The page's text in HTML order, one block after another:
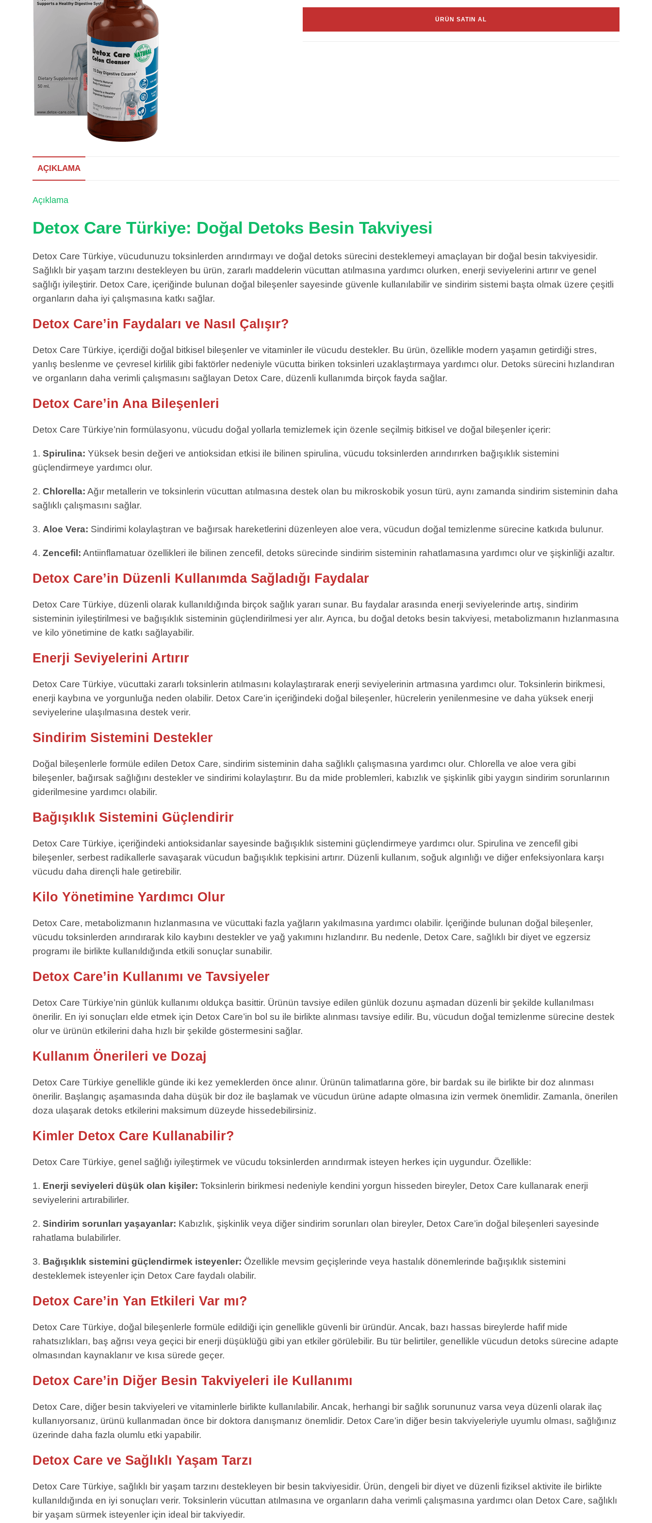
ÜRÜN SATIN AL
AÇIKLAMA
Açıklama
Detox Care Türkiye: Doğal Detoks Besin Takviyesi
Detox Care Türkiye, vücudunuzu toksinlerden arındırmayı ve doğal detoks sürecini desteklemeyi amaçlayan bir doğal besin takviyesidir.
Sağlıklı bir yaşam tarzını destekleyen bu ürün, zararlı maddelerin vücuttan atılmasına yardımcı olurken, enerji seviyelerini artırır ve genel
sağlığı iyileştirir. Detox Care, içeriğinde bulunan doğal bileşenler sayesinde güvenle kullanılabilir ve sindirim sistemi başta olmak üzere çeşitli
organların daha iyi çalışmasına katkı sağlar.
Detox Care’in Faydaları ve Nasıl Çalışır?
Detox Care Türkiye, içerdiği doğal bitkisel bileşenler ve vitaminler ile vücudu destekler. Bu ürün, özellikle modern yaşamın getirdiği stres,
yanlış beslenme ve çevresel kirlilik gibi faktörler nedeniyle vücutta biriken toksinleri uzaklaştırmaya yardımcı olur. Detoks sürecini hızlandıran
ve organların daha verimli çalışmasını sağlayan Detox Care, düzenli kullanımda birçok fayda sağlar.
Detox Care’in Ana Bileşenleri
Detox Care Türkiye’nin formülasyonu, vücudu doğal yollarla temizlemek için özenle seçilmiş bitkisel ve doğal bileşenler içerir:
1.Spirulina: Yüksek besin değeri ve antioksidan etkisi ile bilinen spirulina, vücudu toksinlerden arındırırken bağışıklık sistemini
güçlendirmeye yardımcı olur.
2.Chlorella: Ağır metallerin ve toksinlerin vücuttan atılmasına destek olan bu mikroskobik yosun türü, aynı zamanda sindirim sisteminin daha
sağlıklı çalışmasını sağlar.
3. Aloe Vera: Sindirimi kolaylaştıran ve bağırsak hareketlerini düzenleyen aloe vera, vücudun doğal temizlenme sürecine katkıda bulunur.
4.Zencefil: Antiinflamatuar özellikleri ile bilinen zencefil, detoks sürecinde sindirim sisteminin rahatlamasına yardımcı olur ve şişkinliği azaltır.
Detox Care’in Düzenli Kullanımda Sağladığı Faydalar
Detox Care Türkiye, düzenli olarak kullanıldığında birçok sağlık yararı sunar. Bu faydalar arasında enerji seviyelerinde artış, sindirim
sisteminin iyileştirilmesi ve bağışıklık sisteminin güçlendirilmesi yer alır. Ayrıca, bu doğal detoks besin takviyesi, metabolizmanın hızlanmasına
ve kilo yönetimine de katkı sağlayabilir.
Enerji Seviyelerini Artırır
Detox Care Türkiye, vücuttaki zararlı toksinlerin atılmasını kolaylaştırarak enerji seviyelerinin artmasına yardımcı olur. Toksinlerin birikmesi,
enerji kaybına ve yorgunluğa neden olabilir. Detox Care’in içeriğindeki doğal bileşenler, hücrelerin yenilenmesine ve daha yüksek enerji
seviyelerine ulaşılmasına destek verir.
Sindirim Sistemini Destekler
Doğal bileşenlerle formüle edilen Detox Care, sindirim sisteminin daha sağlıklı çalışmasına yardımcı olur. Chlorella ve aloe vera gibi
bileşenler, bağırsak sağlığını destekler ve sindirimi kolaylaştırır. Bu da mide problemleri, kabızlık ve şişkinlik gibi yaygın sindirim sorunlarının
giderilmesine yardımcı olabilir.
Bağışıklık Sistemini Güçlendirir
Detox Care Türkiye, içeriğindeki antioksidanlar sayesinde bağışıklık sistemini güçlendirmeye yardımcı olur. Spirulina ve zencefil gibi
bileşenler, serbest radikallerle savaşarak vücudun bağışıklık tepkisini artırır. Düzenli kullanım, soğuk algınlığı ve diğer enfeksiyonlara karşı
vücudu daha dirençli hale getirebilir.
Kilo Yönetimine Yardımcı Olur
Detox Care, metabolizmanın hızlanmasına ve vücuttaki fazla yağların yakılmasına yardımcı olabilir. İçeriğinde bulunan doğal bileşenler,
vücudu toksinlerden arındırarak kilo kaybını destekler ve yağ yakımını hızlandırır. Bu nedenle, Detox Care, sağlıklı bir diyet ve egzersiz
programı ile birlikte kullanıldığında etkili sonuçlar sunabilir.
Detox Care’in Kullanımı ve Tavsiyeler
Detox Care Türkiye’nin günlük kullanımı oldukça basittir. Ürünün tavsiye edilen günlük dozunu aşmadan düzenli bir şekilde kullanılması
önerilir. En iyi sonuçları elde etmek için Detox Care’in bol su ile birlikte alınması tavsiye edilir. Bu, vücudun doğal temizlenme sürecine destek
olur ve ürünün etkilerini daha hızlı bir şekilde göstermesini sağlar.
Kullanım Önerileri ve Dozaj
Detox Care Türkiye genellikle günde iki kez yemeklerden önce alınır. Ürünün talimatlarına göre, bir bardak su ile birlikte bir doz alınması
önerilir. Başlangıç aşamasında daha düşük bir doz ile başlamak ve vücudun ürüne adapte olmasına izin vermek önemlidir. Zamanla, önerilen
doza ulaşarak detoks etkilerini maksimum düzeyde hissedebilirsiniz.
Kimler Detox Care Kullanabilir?
Detox Care Türkiye, genel sağlığı iyileştirmek ve vücudu toksinlerden arındırmak isteyen herkes için uygundur. Özellikle:
1. Enerji seviyeleri düşük olan kişiler: Toksinlerin birikmesi nedeniyle kendini yorgun hisseden bireyler, Detox Care kullanarak enerji
seviyelerini artırabilirler.
2.Sindirim sorunları yaşayanlar: Kabızlık, şişkinlik veya diğer sindirim sorunları olan bireyler, Detox Care’in doğal bileşenleri sayesinde
rahatlama bulabilirler.
3. Bağışıklık sistemini güçlendirmek isteyenler: Özellikle mevsim geçişlerinde veya hastalık dönemlerinde bağışıklık sistemini
desteklemek isteyenler için Detox Care faydalı olabilir.
Detox Care’in Yan Etkileri Var mı?
Detox Care Türkiye, doğal bileşenlerle formüle edildiği için genellikle güvenli bir üründür. Ancak, bazı hassas bireylerde hafif mide
rahatsızlıkları, baş ağrısı veya geçici bir enerji düşüklüğü gibi yan etkiler görülebilir. Bu tür belirtiler, genellikle vücudun detoks sürecine adapte
olmasından kaynaklanır ve kısa sürede geçer.
Detox Care’in Diğer Besin Takviyeleri ile Kullanımı
Detox Care, diğer besin takviyeleri ve vitaminlerle birlikte kullanılabilir. Ancak, herhangi bir sağlık sorununuz varsa veya düzenli olarak ilaç
kullanıyorsanız, ürünü kullanmadan önce bir doktora danışmanız önemlidir. Detox Care’in diğer besin takviyeleriyle uyumlu olması, sağlığınız
üzerinde daha fazla olumlu etki yapabilir.
Detox Care ve Sağlıklı Yaşam Tarzı
Detox Care Türkiye, sağlıklı bir yaşam tarzını destekleyen bir besin takviyesidir. Ürün, dengeli bir diyet ve düzenli fiziksel aktivite ile birlikte
kullanıldığında en iyi sonuçları verir. Toksinlerin vücuttan atılmasına ve organların daha verimli çalışmasına yardımcı olan Detox Care, sağlıklı
bir yaşam sürmek isteyenler için ideal bir takviyedir.